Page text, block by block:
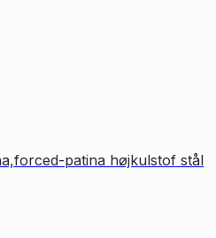
patina højkulstof stål